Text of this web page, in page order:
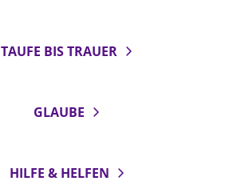
TAUFE BIS TRAUER
GLAUBE
HILFE & HELFEN